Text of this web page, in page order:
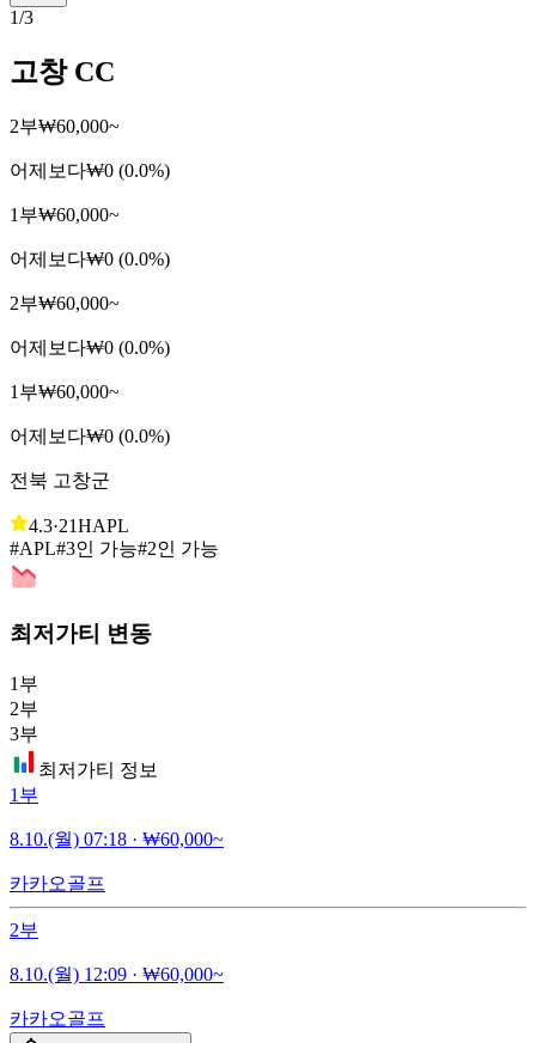
1/3
고창 CC
2부₩60,000~
어제보다₩0 (0.0%)
1부₩60,000~
어제보다₩0 (0.0%)
2부₩60,000~
어제보다₩0 (0.0%)
1부₩60,000~
어제보다₩0 (0.0%)
전북 고창군
4.3·21HAPL
#APL#3인 가능#2인 가능
최저가티 변동
1부
2부
3부
최저가티 정보
1부
8.10.(월) 07:18 · ₩60,000~
카카오골프
2부
8.10.(월) 12:09 · ₩60,000~
카카오골프